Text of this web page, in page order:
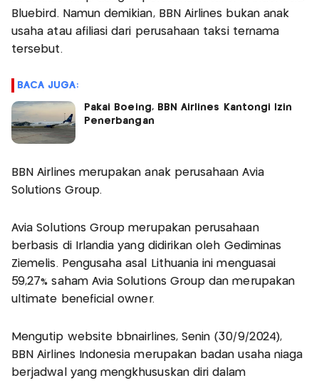
Bluebird. Namun demikian, BBN Airlines bukan anak
usaha atau afiliasi dari perusahaan taksi ternama
tersebut.
BACA JUGA:
Pakai Boeing, BBN Airlines Kantongi Izin
Penerbangan
BBN Airlines merupakan anak perusahaan Avia
Solutions Group.
Avia Solutions Group merupakan perusahaan
berbasis di Irlandia yang didirikan oleh Gediminas
Ziemelis. Pengusaha asal Lithuania ini menguasai
59,27% saham Avia Solutions Group dan merupakan
ultimate beneficial owner.
Mengutip website bbnairlines, Senin (30/9/2024),
BBN Airlines Indonesia merupakan badan usaha niaga
berjadwal yang mengkhususkan diri dalam